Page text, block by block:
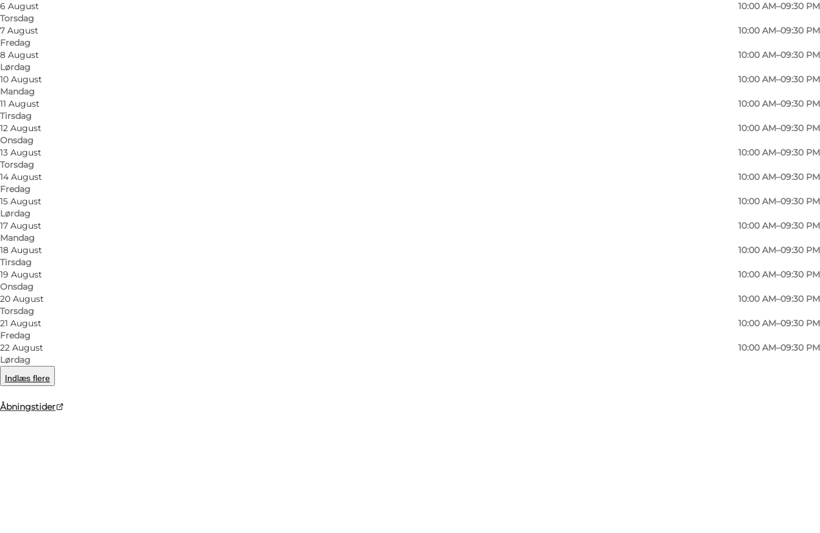
6 August
Torsdag
10:00 AM–09:30 PM
7 August
Fredag
10:00 AM–09:30 PM
8 August
Lørdag
10:00 AM–09:30 PM
10 August
Mandag
10:00 AM–09:30 PM
11 August
Tirsdag
10:00 AM–09:30 PM
12 August
Onsdag
10:00 AM–09:30 PM
13 August
Torsdag
10:00 AM–09:30 PM
14 August
Fredag
10:00 AM–09:30 PM
15 August
Lørdag
10:00 AM–09:30 PM
17 August
Mandag
10:00 AM–09:30 PM
18 August
Tirsdag
10:00 AM–09:30 PM
19 August
Onsdag
10:00 AM–09:30 PM
20 August
Torsdag
10:00 AM–09:30 PM
21 August
Fredag
10:00 AM–09:30 PM
22 August
Lørdag
10:00 AM–09:30 PM
Indlæs flere
Åbningstider
Foto: